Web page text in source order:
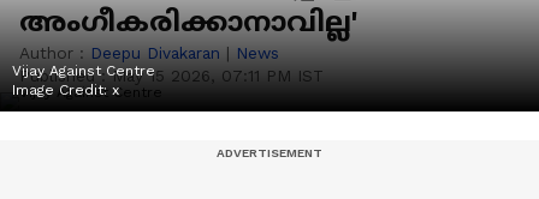
അംഗീകരിക്കാനാവില്ല'
Author : Deepu Divakaran | News
Published :May 15 2026, 07:11 PM IST
Vijay Against Centre
Image Credit: x